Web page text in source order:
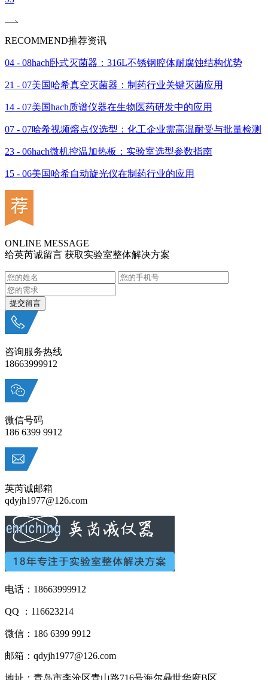
RECOMMEND推荐资讯
04 - 08hach卧式灭菌器：316L不锈钢腔体耐腐蚀结构优势
21 - 07美国哈希真空灭菌器：制药行业关键灭菌应用
14 - 07美国hach质谱仪器在生物医药研发中的应用
07 - 07哈希视频熔点仪选型：化工企业需高温耐受与批量检测
23 - 06hach微机控温加热板：实验室选型参数指南
15 - 06美国哈希自动旋光仪在制药行业的应用
ONLINE MESSAGE
给英芮诚留言 获取实验室整体解决方案
咨询服务热线
18663999912
微信号码
186 6399 9912
英芮诚邮箱
qdyjh1977@126.com
电话：18663999912
QQ ：116623214
微信：186 6399 9912
邮箱：qdyjh1977@126.com